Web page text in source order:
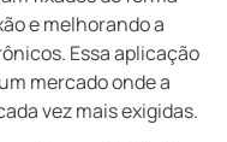
e melhorando a
Essa aplicação
mercado onde a
vez mais exigidas.